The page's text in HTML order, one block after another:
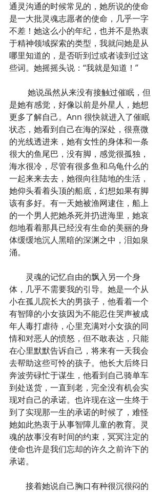
通灵沟通的时候常见的，她所说的使命
是一大批灵魂志愿者的使命，几乎一字
不差！她这么小的年纪，也并不是热衷
于精神领域探索的类型，我就问她是从
哪里知道的，是否听到过或者读到过这
些词。她摇摇头说：“我就是知道！”
她说虽然从来没有接触过催眠，但
是她有感觉，好像以前是外星人，她想
更多了解自己。Ann 很快就进入了催眠
状态，她看到自己在海的深处，很熹微
的光线透进来，她有女性的身体和一条
很大的鱼尾巴，没有脚，感觉很孤独，
海水很冷，尽管有很多鱼和乌龟什么的
一起来来去去，她很向往陆地的生活，
她仰头看着头顶的船底，幻想如果有脚
该有多好。有一天她被渔网逮住，船上
的一个男人把她杀死并扔进海里，她哀
怨地看着那具已经没有生命的美丽的身
体缓缓地沉人黑暗的深渊之中，泪如泉
涌。
灵魂的记忆自由的飘入另一个身
体，几乎不需要我的引导。她是一个从
小在孤儿院长大的男孩子，他看着一个
有智障的小女孩因为不能忍住哭声被成
年人毒打虐待，心里充满对小女孩的同
情和对恶人的愤怒，但不敢表达，只能
在心里默默告诉自己，将来有一天我会
去帮助这些可怜的孩子。他长大后终日
奔波劳碌忙于谋生，他看到自己骑单车
到处送货，一直到老，完全没有机会实
现对自己的承诺。也许现在这一生终于
到了实现那一生的承诺的时候了，难怪
她如此热衷于从事智障儿童的教育。灵
魂的故事没有时间的约束，冥冥注定的
使命也许是我们忘却的许久之前许下的
承诺。
接着她说自己胸口有种很沉很闷的